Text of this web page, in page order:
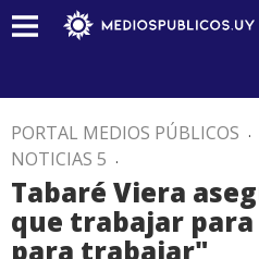
PORTAL MEDIOS PÚBLICOS .
NOTICIAS 5 .
Tabaré Viera
que trabajar
para trabajar"